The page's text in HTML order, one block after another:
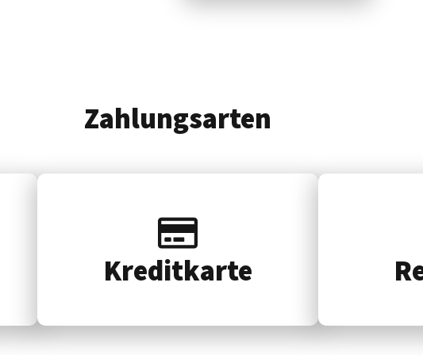
Zahlungsarten
Kredit­karte